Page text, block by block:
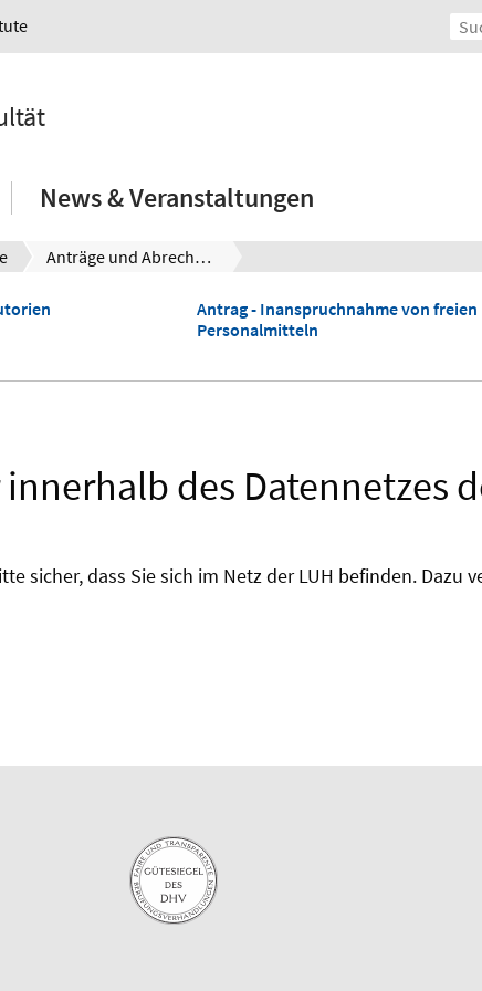
News & Veranstaltungen
Anträge und Abrechnungen von Tutorien, Personal- und Exkursionsmitteln
Antrag - Inanspruchnahme von freien
Personalmitteln
des Datennetzes
sicher, dass Sie sich im Netz der LUH befinden. Dazu